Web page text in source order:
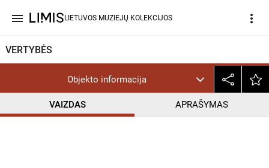
menu LIETUVOS MUZIEJŲ KOLEKCIJOS more_vert
VERTYBĖS
Objekto informacija
VAIZDAS APRAŠYMAS